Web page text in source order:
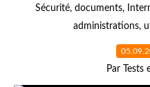
Sécurité, documents,
administrations,
Par Tests